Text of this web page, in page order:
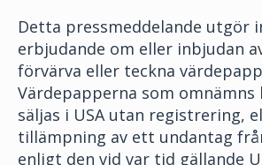
Detta pressmeddelande utgör
erbjudande om eller inbjudan
förvärva eller teckna
Värdepapperna som
säljas i USA utan registrering,
tillämpning av ett undantag
enligt den vid var tid gällande